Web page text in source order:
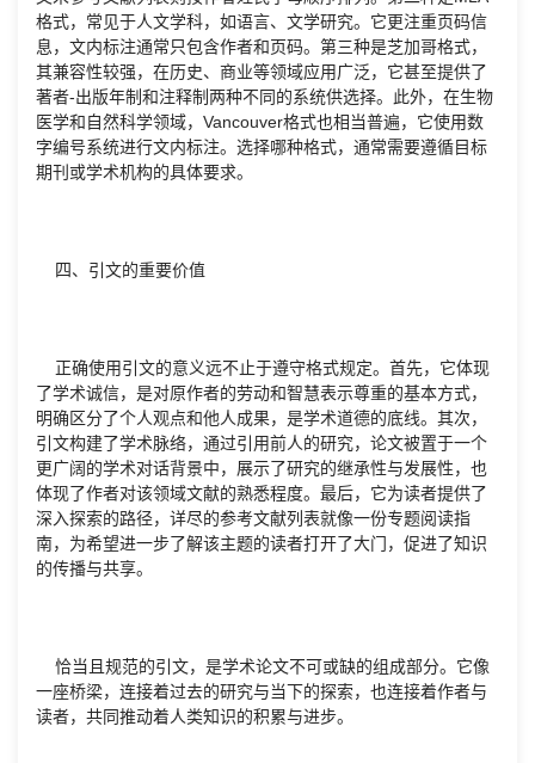
格式，常见于人文学科，如语言、文学研究。它更注重页码信
息，文内标注通常只包含作者和页码。第三种是芝加哥格式，
其兼容性较强，在历史、商业等领域应用广泛，它甚至提供了
著者-出版年制和注释制两种不同的系统供选择。此外，在生物
医学和自然科学领域，Vancouver格式也相当普遍，它使用数
字编号系统进行文内标注。选择哪种格式，通常需要遵循目标
期刊或学术机构的具体要求。
四、引文的重要价值
正确使用引文的意义远不止于遵守格式规定。首先，它体现
了学术诚信，是对原作者的劳动和智慧表示尊重的基本方式，
明确区分了个人观点和他人成果，是学术道德的底线。其次，
引文构建了学术脉络，通过引用前人的研究，论文被置于一个
更广阔的学术对话背景中，展示了研究的继承性与发展性，也
体现了作者对该领域文献的熟悉程度。最后，它为读者提供了
深入探索的路径，详尽的参考文献列表就像一份专题阅读指
南，为希望进一步了解该主题的读者打开了大门，促进了知识
的传播与共享。
恰当且规范的引文，是学术论文不可或缺的组成部分。它像
一座桥梁，连接着过去的研究与当下的探索，也连接着作者与
读者，共同推动着人类知识的积累与进步。